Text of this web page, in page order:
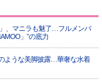
、マニラも魅了…フルメンバ
」”の底力
ような美脚披露…華奢な水着